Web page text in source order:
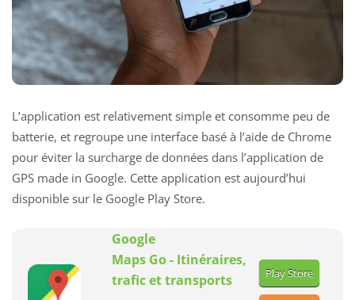
L’application est relativement simple et consomme peu de
batterie, et regroupe une interface basé à l’aide de Chrome
pour éviter la surcharge de données dans l’application de
GPS made in Google. Cette application est aujourd’hui
disponible sur le Google Play Store.
Google
Maps Go - Itinéraires,
trafic et transports
Play Store